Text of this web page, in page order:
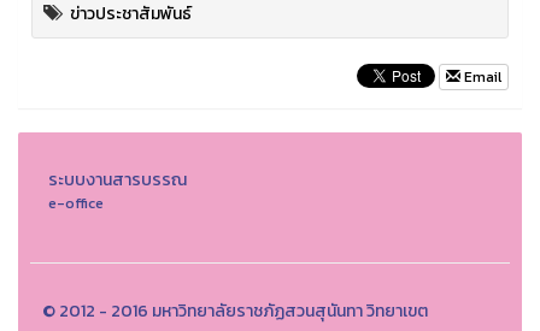
ข่าวประชาสัมพันธ์
Email
ระบบงานสารบรรณ
e-office
© 2012 - 2016 มหาวิทยาลัยราชภัฏสวนสุนันทา วิทยาเขต